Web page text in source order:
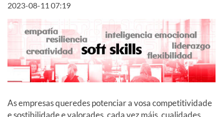
2023-08-11 07:19
As empresas queredes potenciar a vosa competitividade
e sostibilidade e valorades, cada vez máis, cualidades